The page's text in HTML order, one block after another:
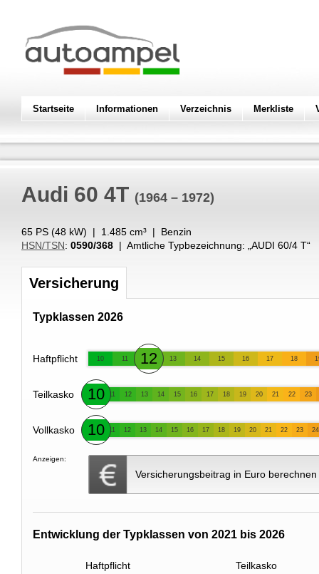
Startseite Informationen Verzeichnis Merkliste
Audi 60 4T (1964 – 1972)
65 PS (48 kW) | 1.485 cm³ | Benzin
HSN/TSN: 0590/368 | Amtliche Typbezeichnung: „ AUDI 60/4 T“
Versicherung
Typklassen 2026
Haftpflicht 10 11 12 13 14 15 16 17 18
Teilkasko 10 11 12 13 14 15 16 17 18 19 20 21 22 23
Vollkasko 10 11 12 13 14 15 16 17 18 19 20 21 22 23 24
Anzeigen:
Versicherungsbeitrag in Euro berechnen
Entwicklung der Typklassen von 2021 bis 2026
Haftpflicht Teilkasko